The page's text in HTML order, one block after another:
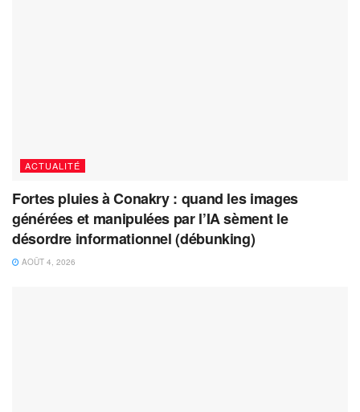
ACTUALITÉ
Fortes pluies à Conakry : quand les images
générées et manipulées par l’IA sèment le
désordre informationnel (débunking)
AOÛT 4, 2026